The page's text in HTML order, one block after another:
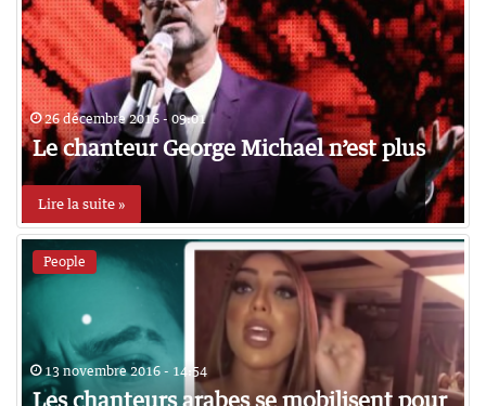
26 décembre 2016 - 09:01
Le chanteur George Michael n’est plus
Lire la suite »
People
13 novembre 2016 - 14:54
Les chanteurs arabes se mobilisent pour